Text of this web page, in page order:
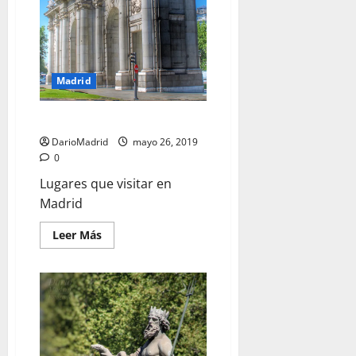
Madrid
DarioMadrid
mayo 26, 2019
0
Lugares que visitar en
Madrid
Leer MásLeer
más
La
Puerta
de
Alcalá
de
Madrid